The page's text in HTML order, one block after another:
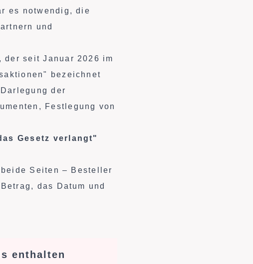
es notwendig, die
und
der seit Januar 2026 im
bezeichnet
der
Festlegung von
Gesetz verlangt"
Seiten – Besteller
das Datum und
enthalten